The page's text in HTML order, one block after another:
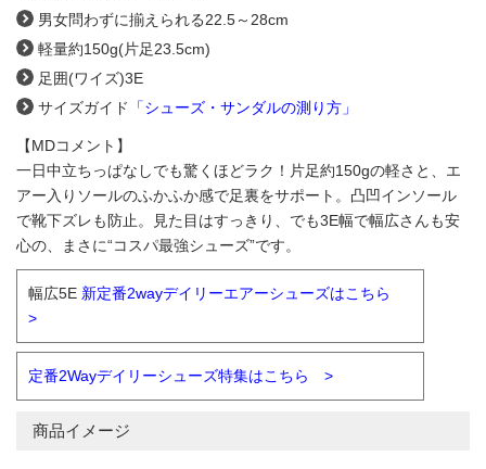
男女問わずに揃えられる22.5～28cm
軽量約150g(片足23.5cm)
足囲(ワイズ)3E
サイズガイド
「シューズ・サンダルの測り方」
【MDコメント】
一日中立ちっぱなしでも驚くほどラク！片足約150gの軽さと、エ
アー入りソールのふかふか感で足裏をサポート。 凸凹インソール
で靴下ズレも防止。見た目はすっきり、でも3E幅で幅広さんも安
心の、まさに“コスパ最強シューズ”です。
幅広5E 新定番2wayデイリーエアーシューズはこちら
>
定番2Wayデイリーシューズ特集はこちら >
商品イメージ